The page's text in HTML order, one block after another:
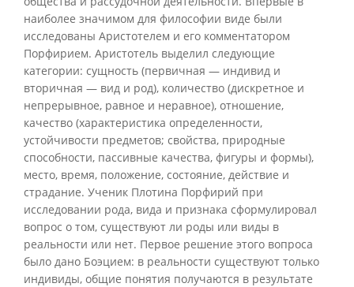
наиболее значимом для философии виде были
исследованы Аристотелем и его комментатором
Порфирием. Аристотель выделил следующие
категории: сущность (первичная — индивид и
вторичная — вид и род), количество (дискретное и
непрерывное, равное и неравное), отношение,
качество (характеристика определенности,
устойчивости предметов; свойства, природные
способности, пассивные качества, фигуры и формы),
место, время, положение, состояние, действие и
страдание. Ученик Плотина Порфирий при
исследовании рода, вида и признака сформулировал
вопрос о том, существуют ли роды или виды в
реальности или нет. Первое решение этого вопроса
было дано Боэцием: в реальности существуют только
индивиды, общие понятия получаются в результате